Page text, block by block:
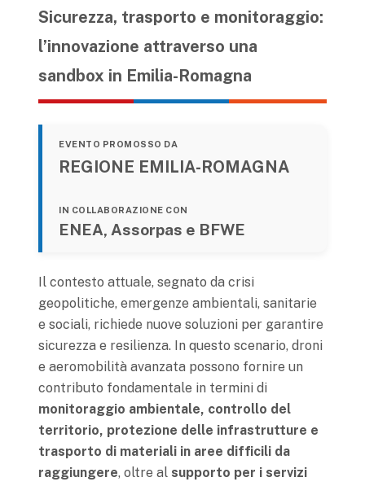
Sicurezza, trasporto e monitoraggio:
l’innovazione attraverso una
sandbox in Emilia-Romagna
EVENTO PROMOSSO DA
REGIONE EMILIA-ROMAGNA
IN COLLABORAZIONE CON
ENEA, Assorpas e BFWE
Il contesto attuale, segnato da crisi
geopolitiche, emergenze ambientali, sanitarie
e sociali, richiede nuove soluzioni per garantire
sicurezza e resilienza. In questo scenario, droni
e aeromobilità avanzata possono fornire un
contributo fondamentale in termini di
monitoraggio ambientale, controllo del
territorio, protezione delle infrastrutture e
trasporto di materiali in aree difficili da
raggiungere, oltre al supporto per i servizi